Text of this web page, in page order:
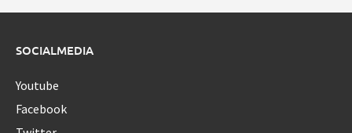
SOCIALMEDIA
Youtube
Facebook